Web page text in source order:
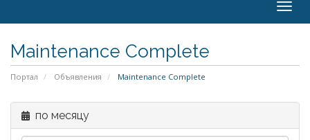
Maintenance Complete
Портал Объявления Maintenance Complete
по месяцу